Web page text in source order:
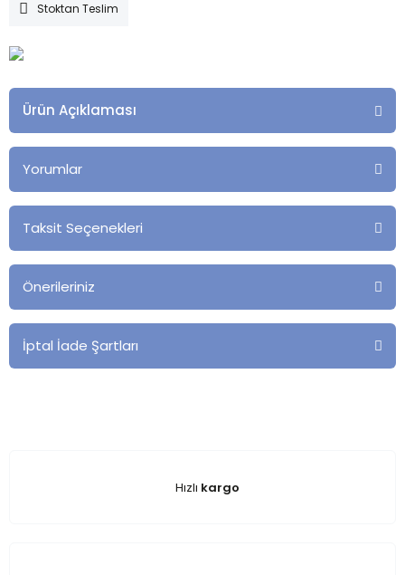
Stoktan Teslim
Ürün Açıklaması
Yorumlar
Taksit Seçenekleri
Önerileriniz
İptal İade Şartları
Hızlı kargo